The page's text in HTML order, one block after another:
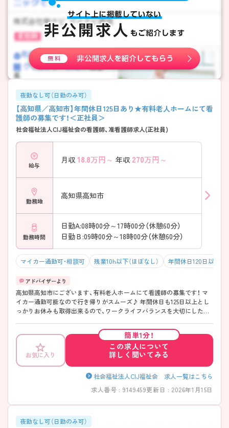
夜勤なし可（日勤のみ可）
【高知県／高知市】年間休日125日あり★有料老人ホームにて看
護師の募集です！＜正社員＞
社会福祉法人CIJ福祉会の看護師、准看護師求人(正社員)
給与
月収 18.8万円～ 年収 270万円～
勤務地
高知県高知市
勤務時間
日勤A:08時00分～17時00分（休憩60分）
日勤Ｂ:09時00分～18時00分（休憩60分）
マイカー通勤可・相談可 残業10h以下（ほぼなし） 年間休日120日以上
高知県高知市にございます、有料老人ホームにて看護師の募集です！ マ
イカー通勤可能なので行き帰りがスムーズ♪ 年間休日も125日以上とし
っかりお休みも取得出来るので、ワークライフバランスを大切にしたい
ジに応じて長くお仕事を続けていくことができます◎ ご興味のある方
は、マイナビ看護師までお問い合わせください。
お気に入り
簡単1分！
この求人について
詳しく聞いてみる
社会福祉法人CIJ福祉会 求人一覧はこちら
求人番号 : 9149459更新日 : 2026年1月15日
夜勤なし可（日勤のみ可）